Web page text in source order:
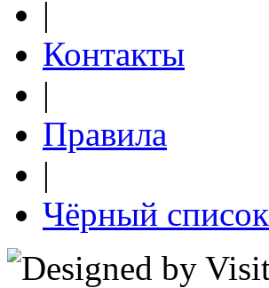
|
Контакты
|
Правила
|
Чёрный список